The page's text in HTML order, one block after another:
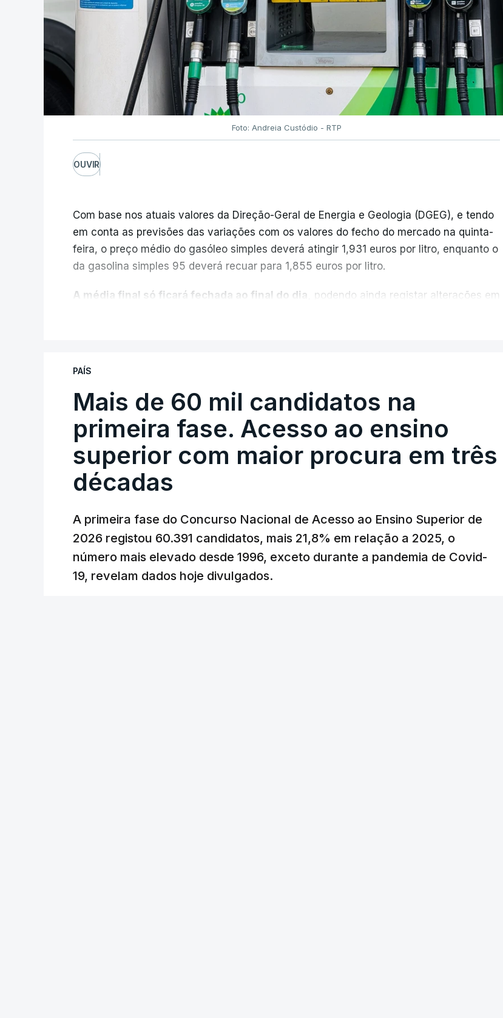
Foto: Andreia Custódio - RTP
OUVIR
Com base nos atuais valores da Direção-Geral de Energia e Geologia (DGEG), e tendo
em conta as previsões das variações com os valores do fecho do mercado na quinta-
feira, o preço médio do gasóleo simples deverá atingir 1,931 euros por litro, enquanto o
da gasolina simples 95 deverá recuar para 1,855 euros por litro.
A média final só ficará fechada ao final do dia,
podendo ainda registar alterações em
também poderá alterar os valores previstos.
O Governo comprometeu-se a aplicar uma redução extraordinária e temporária no ISP,
sempre que se verifique um aumento do preço dos combustíveis superior a 10
cêntimos, para mitigar a escalada de preços.
Depois de uma subida inicial devido à guerra no Irão, à tensão geopolítica no Médio
Oriente e ao fecho do estreito de Ormuz, os preços dos combustíveis desceram
No entanto, com o retomar do conflito, as últimas semanas têm sido marcadas por
uma subida acentuada, tendência que deverá ser revertida na próxima semana.
PAÍS
Mais de 60 mil candidatos na
primeira fase. Acesso ao ensino
superior com maior procura em três
décadas
A primeira fase do Concurso Nacional de Acesso ao Ensino Superior de
2026 registou 60.391 candidatos, mais 21,8% em relação a 2025, o
número mais elevado desde 1996, exceto durante a pandemia de Covid-
19, revelam dados hoje divulgados.